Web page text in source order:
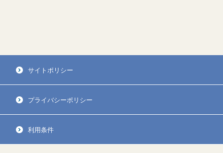
サイトポリシー
プライバシーポリシー
利用条件